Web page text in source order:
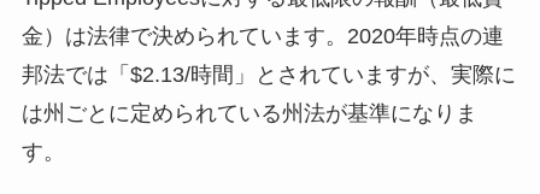
金）は法律で決められています。2020年時点の連
邦法では「$2.13/時間」とされていますが、実際に
は州ごとに定められている州法が基準になりま
す。